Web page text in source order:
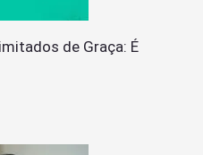
de Graça: É